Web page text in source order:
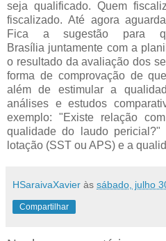
seja qualificado. Quem
fiscalizado. Até agora
Fica a sugestão para
Brasília juntamente com a
o resultado da avaliação dos
forma de comprovação de
além de estimular a
análises e estudos
exemplo: "Existe relação
qualidade do laudo
lotação (SST ou APS) e a
HSaraivaXavier às sábado, julho
Compartilhar